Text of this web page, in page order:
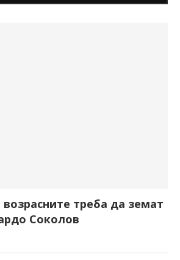
треба да земат
Соколов